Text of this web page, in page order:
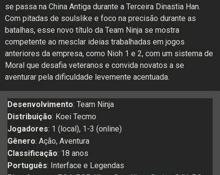
se passa na China Antiga durante a Terceira Dinastia Han.
Com pitadas de soulslike e foco na precisão durante as
batalhas, esse novo título da Team Ninja se mostra
competente ao mesclar ideias trabalhadas em jogos
anteriores da empresa, como Nioh 1 e 2, com um sistema de
Moral que desafia veteranos e convida novatos a se
aventurar pela dificuldade levemente acentuada.
Desenvolvimento: Team Ninja
Distribuição: Koei Tecmo
Jogadores: 1 (local), 1-3 (online)
Gênero: Ação, Aventura
Classificação: 18 anos
Português: Interface e Legendas